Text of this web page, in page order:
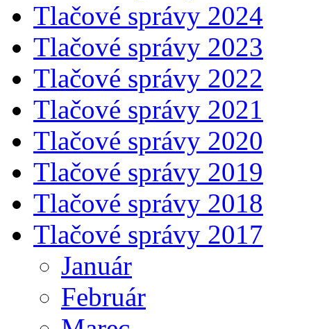
Tlačové správy 2024
Tlačové správy 2023
Tlačové správy 2022
Tlačové správy 2021
Tlačové správy 2020
Tlačové správy 2019
Tlačové správy 2018
Tlačové správy 2017
Január
Február